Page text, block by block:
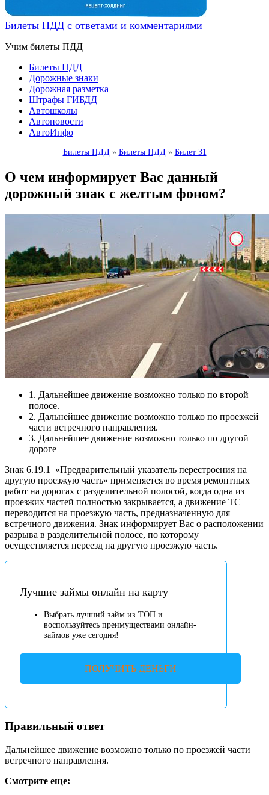
Билеты ПДД с ответами и комментариями
Учим билеты ПДД
Билеты ПДД
Дорожные знаки
Дорожная разметка
Штрафы ГИБДД
Автошколы
Автоновости
АвтоИнфо
Билеты ПДД » Билеты ПДД » Билет 31
О чем информирует Вас данный
дорожный знак с желтым фоном?
1. Дальнейшее движение возможно только по второй
полосе.
2. Дальнейшее движение возможно только по проезжей
части встречного направления.
3. Дальнейшее движение возможно только по другой
дороге
Знак 6.19.1
«Предварительный указатель перестроения на
другую проезжую часть» применяется во время ремонтных
работ на дорогах с разделительной полосой, когда одна из
проезжих частей полностью закрывается, а движение ТС
переводится на проезжую часть, предназначенную для
встречного движения. Знак информирует Вас о расположении
разрыва в разделительной полосе, по которому
осуществляется переезд на другую проезжую часть.
Лучшие займы онлайн на карту
Выбрать лучший займ из ТОП и
воспользуйтесь преимуществами онлайн-
займов уже сегодня!
ПОЛУЧИТЬ ДЕНЬГИ
Правильный ответ
Дальнейшее движение возможно только по проезжей части
встречного направления.
Смотрите еще: